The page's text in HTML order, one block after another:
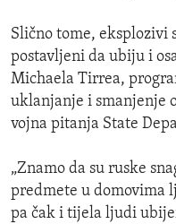
Slično tome, eksplozivi
postavljeni da ubiju i
Michaela Tirrea,
uklanjanje i smanjenje
vojna pitanja State
„Znamo da su ruske
predmete u domovima
pa čak i tijela ljudi